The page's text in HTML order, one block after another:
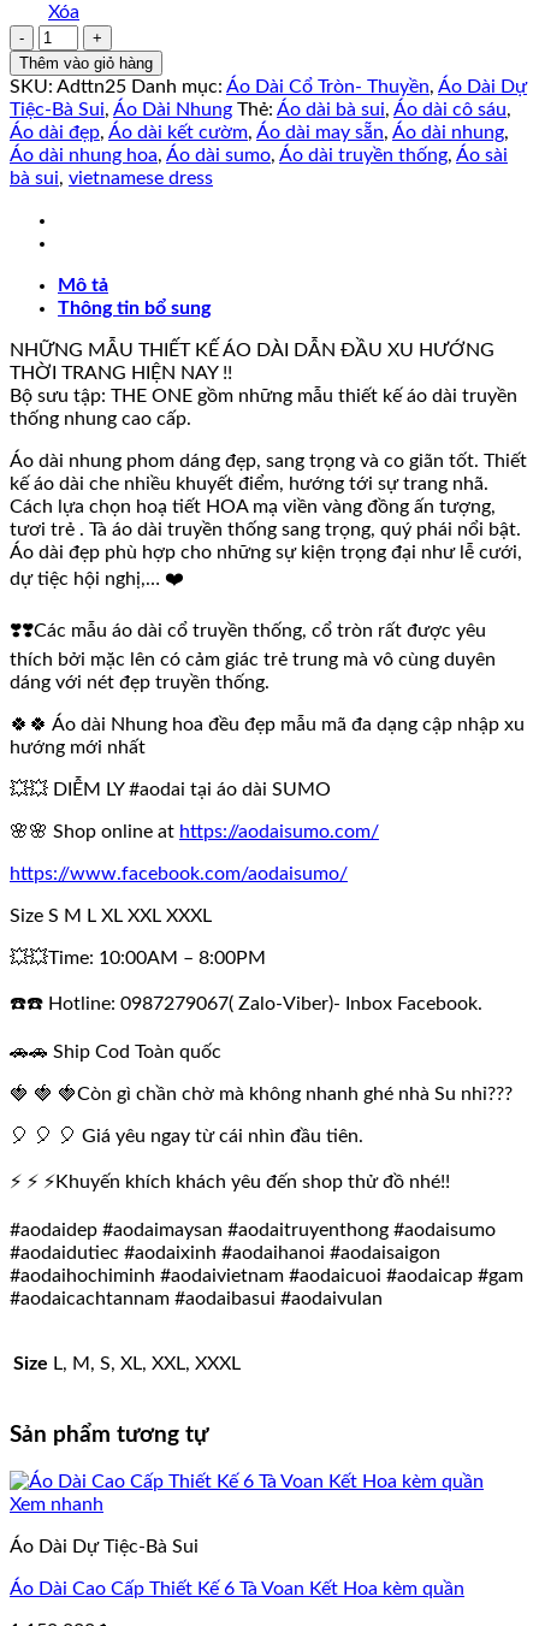
Xóa
Áo
Dài
Nhung
Hoa
THIÊN
MỸ
Kèm
số
lượng
Thêm vào giỏ hàng
SKU: Adttn25 Danh mục: Áo Dài Cổ Tròn- Thuyền, Áo Dài Dự
Tiệc-Bà Sui, Áo Dài Nhung Thẻ: Áo dài bà sui, Áo dài cô sáu,
Áo dài đẹp, Áo dài kết cườm, Áo dài may sẵn, Áo dài nhung,
Áo dài nhung hoa, Áo dài sumo, Áo dài truyền thống, Áo sài
bà sui, vietnamese dress
Mô tả
Thông tin bổ sung
NHỮNG MẪU THIẾT KẾ ÁO DÀI DẪN ĐẦU XU HƯỚNG
THỜI TRANG HIỆN NAY !!
Bộ sưu tập: THE ONE gồm những mẫu thiết kế áo dài truyền
thống nhung cao cấp.
Áo dài nhung phom dáng đẹp, sang trọng và co giãn tốt. Thiết
kế áo dài che nhiều khuyết điểm, hướng tới sự trang nhã.
Cách lựa chọn hoạ tiết HOA mạ viền vàng đồng ấn tượng,
tươi trẻ . Tà áo dài truyền thống sang trọng, quý phái nổi bật.
Áo dài đẹp phù hợp cho những sự kiện trọng đại như lễ cưới,
dự tiệc hội nghị,… ❤️
❣️❣️Các mẫu áo dài cổ truyền thống, cổ tròn rất được yêu
thích bởi mặc lên có cảm giác trẻ trung mà vô cùng duyên
dáng với nét đẹp truyền thống.
🍀🍀 Áo dài Nhung hoa đều đẹp mẫu mã đa dạng cập nhập xu
hướng mới nhất
💥💥 DIỄM LY #aodai tại áo dài SUMO
🌸🌸 Shop online at https://aodaisumo.com/
https://www.facebook.com/aodaisumo/
Size S M L XL XXL XXXL
💥💥Time: 10:00AM – 8:00PM
☎️☎️ Hotline: 0987279067( Zalo-Viber)- Inbox Facebook.
🚗🚗 Ship Cod Toàn quốc
🍓 🍓 🍓Còn gì chần chờ mà không nhanh ghé nhà Su nhỉ???
🎈 🎈 🎈 Giá yêu ngay từ cái nhìn đầu tiên.
⚡ ⚡ ⚡Khuyến khích khách yêu đến shop thử đồ nhé!!
#aodaidep #aodaimaysan #aodaitruyenthong #aodaisumo
#aodaidutiec #aodaixinh #aodaihanoi #aodaisaigon
#aodaihochiminh #aodaivietnam #aodaicuoi #aodaicap #gam
#aodaicachtannam #aodaibasui #aodaivulan
Size L, M, S, XL, XXL, XXXL
Sản phẩm tương tự
Xem nhanh
Áo Dài Dự Tiệc-Bà Sui
Áo Dài Cao Cấp Thiết Kế 6 Tà Voan Kết Hoa kèm quần